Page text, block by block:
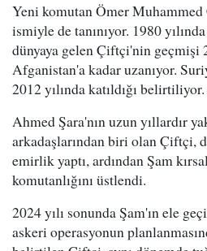
Yeni komutan Ömer
ismiyle de tanınıyor. 1980
dünyaya gelen Çiftçi'nin geçmişi
Afganistan'a kadar uzanıyor.
2012 yılında katıldığı belirtiliyor.
Ahmed Şara'nın uzun yıllardır
arkadaşlarından biri olan Çiftçi,
emirlik yaptı, ardından Şam
komutanlığını üstlendi.
2024 yılı sonunda Şam'ın ele
askeri operasyonun